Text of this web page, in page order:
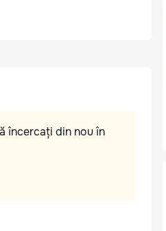
încercați din nou în